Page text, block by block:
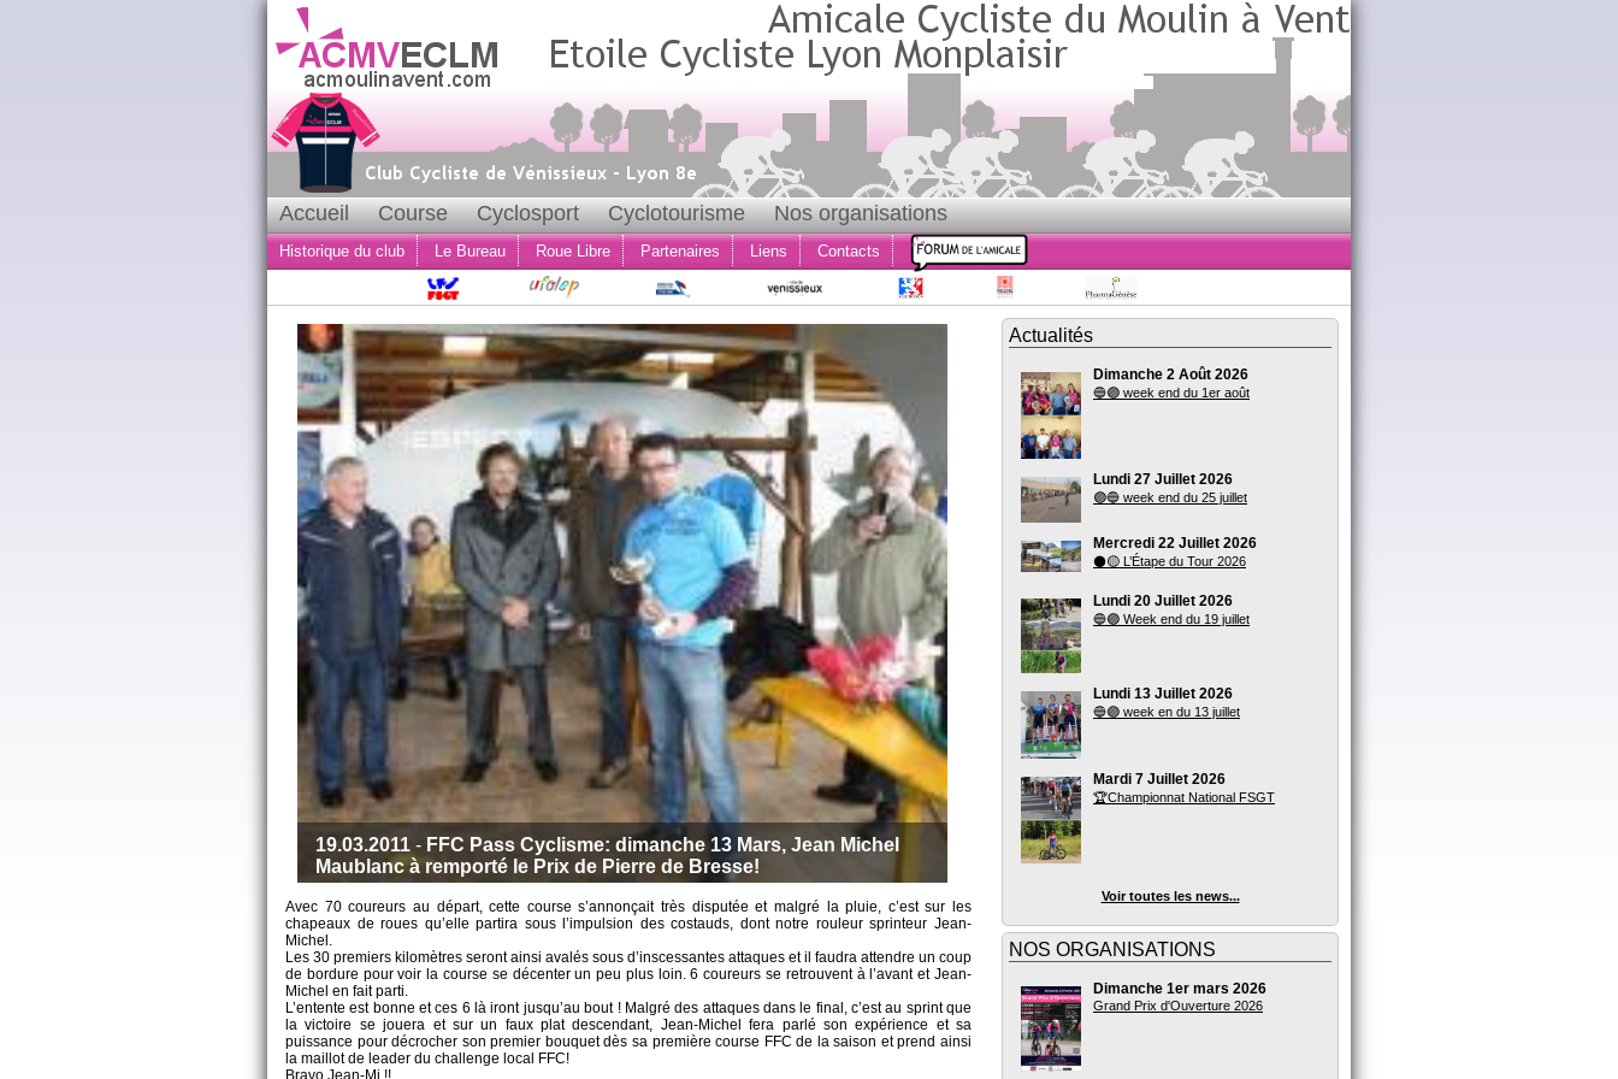
Accueil Course Cyclosport Cyclotourisme Nos organisations
Historique du club Le Bureau Roue Libre Partenaires Liens Contacts
19.03.2011 - FFC Pass Cyclisme: dimanche 13 Mars, Jean Michel
Maublanc à remporté le Prix de Pierre de Bresse!
Avec 70 coureurs au départ, cette course s’annonçait très disputée et malgré la pluie, c’est sur les
chapeaux de roues qu’elle partira sous l’impulsion des costauds, dont notre rouleur sprinteur Jean-
Michel.
Les 30 premiers kilomètres seront ainsi avalés sous d’inscessantes attaques et il faudra attendre un coup
de bordure pour voir la course se décenter un peu plus loin. 6 coureurs se retrouvent à l’avant et Jean-
Michel en fait parti.
L’entente est bonne et ces 6 là iront jusqu’au bout ! Malgré des attaques dans le final, c’est au sprint que
la victoire se jouera et sur un faux plat descendant, Jean-Michel fera parlé son expérience et sa
puissance pour décrocher son premier bouquet dès sa première course FFC de la saison et prend ainsi
la maillot de leader du challenge local FFC!
Actualités
Dimanche 2 Août 2026
🔵🟣 week end du 1er août
Lundi 27 Juillet 2026
🟣🔵 week end du 25 juillet
Mercredi 22 Juillet 2026
⚫🟡 L’Étape du Tour 2026
Lundi 20 Juillet 2026
🔵🟣 Week end du 19 juillet
Lundi 13 Juillet 2026
🔵🟣 week en du 13 juillet
Mardi 7 Juillet 2026
🏆Championnat National FSGT
Voir toutes les news...
NOS ORGANISATIONS
Dimanche 1er mars 2026
Grand Prix d'Ouverture 2026